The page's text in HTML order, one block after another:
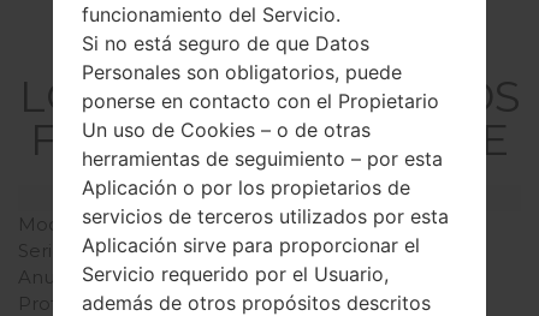
La especificación
LGK430DSF(LGK430DS
F) akaLG K10 Dual LTE
Modelo y sus características
Modelo
LGK430DSF
Serie
LG K10 Dual LTE
Anunciado
Enero, 2016
Profundidad
8.8 milímetros (0.35
funcionamiento del Servicio.
Si no está seguro de que Datos
Personales son obligatorios, puede
ponerse en contacto con el Propietario
Un uso de Cookies – o de otras
herramientas de seguimiento – por esta
Aplicación o por los propietarios de
servicios de terceros utilizados por esta
Aplicación sirve para proporcionar el
Servicio requerido por el Usuario,
además de otros propósitos descritos